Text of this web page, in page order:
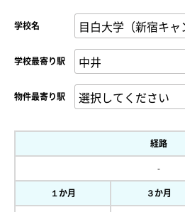
学校名
学校最寄り駅
物件最寄り駅
経路
-
１か月 ３か月